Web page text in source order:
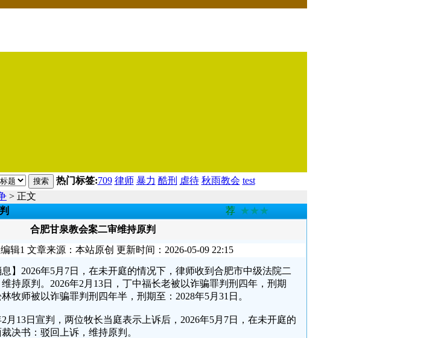
搜索 热门标签:709 律师 暴力 酷刑 虐待 秋雨教会 test
> 正文
荐 ★★★
合肥甘泉教会案二审维持原判
辑1 文章来源：本站原创 更新时间：2026-05-09 22:15
息】2026年5月7日，在未开庭的情况下，律师收到合肥市中级法院二
持原判。2026年2月13日，丁中福长老被以诈骗罪判刑四年，刑期
牧师被以诈骗罪判刑四年半，刑期至：2028年5月31日。
月13日宣判，两位牧长当庭表示上诉后，2026年5月7日，在未开庭的
决书：驳回上诉，维持原判。